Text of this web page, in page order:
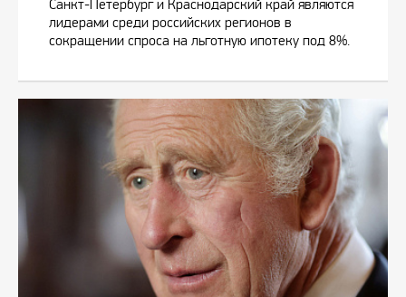
Санкт-Петербург и Краснодарский край являются
лидерами среди российских регионов в
сокращении спроса на льготную ипотеку под 8%.